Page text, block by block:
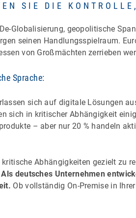
SIE DIE
Globalisierung, geopolitische
seinen Handlungsspielraum.
von Großmächten zerrieben
Sprache:
sich auf digitale Lösungen
sich in kritischer Abhängigkeit
– aber nur 20 % handeln
Abhängigkeiten gezielt zu
Als deutsches Unternehmen
Ob vollständig On-Premise in